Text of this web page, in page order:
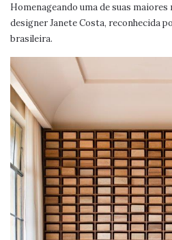
Homenageando uma de suas
designer Janete Costa, reconhecida
brasileira.